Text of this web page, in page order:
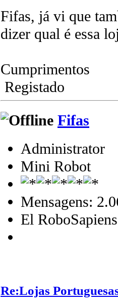
Fifas, já vi que
dizer qual é essa
Cumprimentos
Registado
Fifas
Administrator
Mini Robot
Mensagens:
El RoboSapiens
Re:Lojas